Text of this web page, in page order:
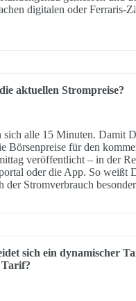
digitalen oder Ferraris-
aktuellen Strompreise?
sich alle 15 Minuten. Damit
Börsenpreise für den
veröffentlicht – in der
oder die App. So weißt
der Stromverbrauch
sich ein dynamischer
Tarif?